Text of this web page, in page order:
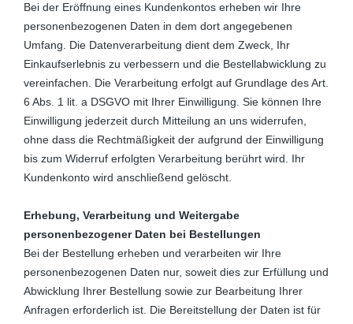
Bei der Eröffnung eines Kundenkontos erheben wir Ihre
personenbezogenen Daten in dem dort angegebenen
Umfang. Die Datenverarbeitung dient dem Zweck, Ihr
Einkaufserlebnis zu verbessern und die Bestellabwicklung zu
vereinfachen. Die Verarbeitung erfolgt auf Grundlage des Art.
6 Abs. 1 lit. a DSGVO mit Ihrer Einwilligung. Sie können Ihre
Einwilligung jederzeit durch Mitteilung an uns widerrufen,
ohne dass die Rechtmäßigkeit der aufgrund der Einwilligung
bis zum Widerruf erfolgten Verarbeitung berührt wird. Ihr
Kundenkonto wird anschließend gelöscht.
Erhebung, Verarbeitung und Weitergabe
personenbezogener Daten bei Bestellungen
Bei der Bestellung erheben und verarbeiten wir Ihre
personenbezogenen Daten nur, soweit dies zur Erfüllung und
Abwicklung Ihrer Bestellung sowie zur Bearbeitung Ihrer
Anfragen erforderlich ist. Die Bereitstellung der Daten ist für